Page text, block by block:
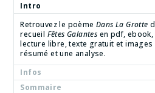
Intro
Retrouvez le poèmeDans La Grotte
recueil Fêtes Galantes en pdf,
lecture libre, texte gratuit et images
résumé et une analyse.
Infos
Sommaire